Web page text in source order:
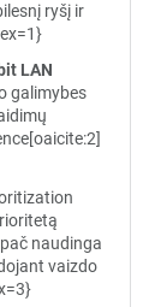
ryšį ir
LAN
galimybes
naudinga
vaizdo